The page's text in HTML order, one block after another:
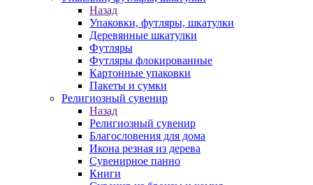
Назад
Упаковки, футляры, шкатулки
Деревянные шкатулки
Футляры
Футляры флокированные
Картонные упаковки
Пакеты и сумки
Религиозный сувенир
Назад
Религиозный сувенир
Благословения для дома
Икона резная из дерева
Сувенирное панно
Книги